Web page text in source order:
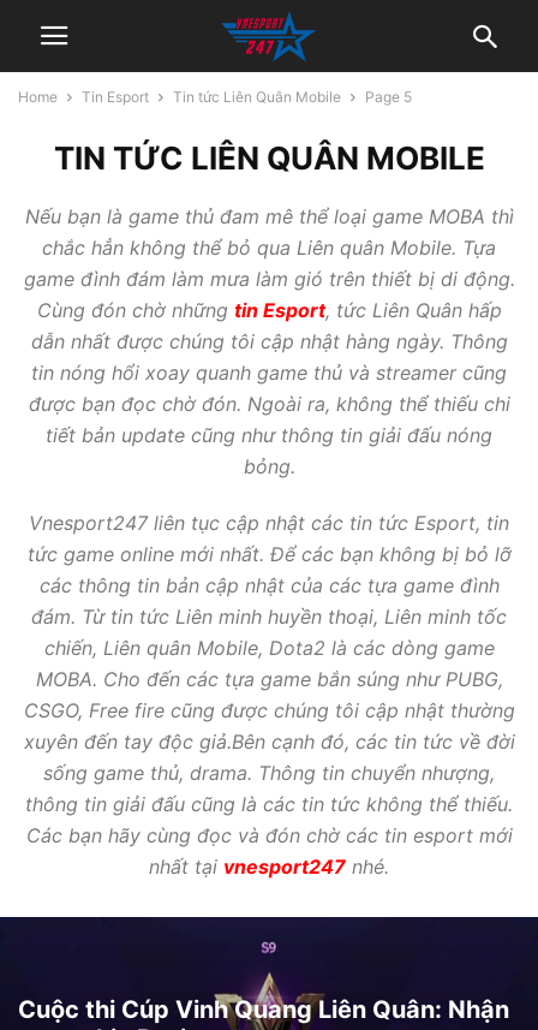
Home Tin Esport Tin tức Liên Quân Mobile Page 5
TIN TỨC LIÊN QUÂN MOBILE
Nếu bạn là game thủ đam mê thể loại game MOBA thì
chắc hẳn không thể bỏ qua Liên quân Mobile. Tựa
game đình đám làm mưa làm gió trên thiết bị di động.
Cùng đón chờ những tin Esport, tức Liên Quân hấp
dẫn nhất được chúng tôi cập nhật hàng ngày. Thông
tin nóng hổi xoay quanh game thủ và streamer cũng
được bạn đọc chờ đón. Ngoài ra, không thể thiếu chi
tiết bản update cũng như thông tin giải đấu nóng
bỏng.
Vnesport247 liên tục cập nhật các tin tức Esport, tin
tức game online mới nhất. Để các bạn không bị bỏ lỡ
các thông tin bản cập nhật của các tựa game đình
đám. Từ tin tức Liên minh huyền thoại, Liên minh tốc
chiến, Liên quân Mobile, Dota2 là các dòng game
MOBA. Cho đến các tựa game bắn súng như PUBG,
CSGO, Free fire cũng được chúng tôi cập nhật thường
xuyên đến tay độc giả.Bên cạnh đó, các tin tức về đời
sống game thủ, drama. Thông tin chuyển nhượng,
thông tin giải đấu cũng là các tin tức không thể thiếu.
Các bạn hãy cùng đọc và đón chờ các tin esport mới
nhất tại vnesport247 nhé.
Cuộc thi Cúp Vinh Quang Liên Quân: Nhận